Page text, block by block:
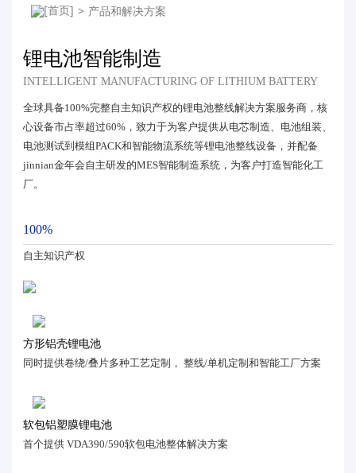
> 产品和解决方案
锂电池智能制造
INTELLIGENT MANUFACTURING OF LITHIUM BATTERY
全球具备100%完整自主知识产权的锂电池整线解决方案服务商，核
心设备市占率超过60%，致力于为客户提供从电芯制造、电池组装、
电池测试到模组PACK和智能物流系统等锂电池整线设备，并配备
jinnian金年会自主研发的MES智能制造系统，为客户打造智能化工
厂。
100%
自主知识产权
方形铝壳锂电池
同时提供卷绕/叠片多种工艺定制， 整线/单机定制和智能工厂方案
软包铝塑膜锂电池
首个提供 VDA390/590软包电池整体解决方案